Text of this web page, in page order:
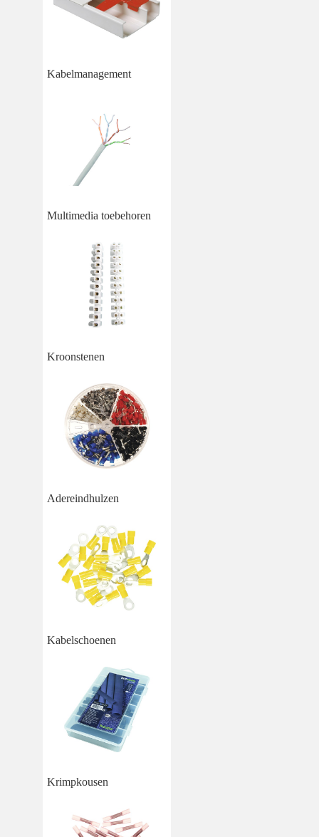
Kabelmanagement
Multimedia toebehoren
Kroonstenen
Adereindhulzen
Kabelschoenen
Krimpkousen